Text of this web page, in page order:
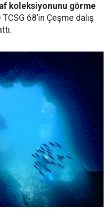
koleksiyonunu görme
68’in Çeşme dalış